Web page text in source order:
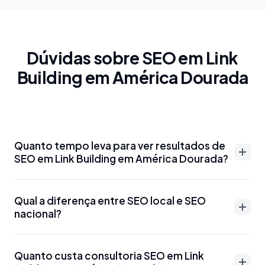
Dúvidas sobre SEO em Link
Building em América Dourada
Quanto tempo leva para ver resultados de
SEO em Link Building em América Dourada?
Dourada podem aparecer entre 3-6 meses para
palavras-chave menos competitivas. Para termos
mais disputados como 'advogado Link Building em
América Dourada' ou 'dentista Link Building em
Qual a diferença entre SEO local e SEO
nacional?
foca em aparecer para buscas específicas da
Quanto custa consultoria SEO em Link